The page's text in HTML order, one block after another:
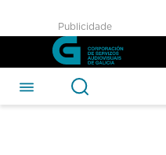
Skip to Main Content
TVG - CSAG
Publicidade